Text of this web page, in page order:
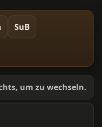
SuB
um zu wechseln.